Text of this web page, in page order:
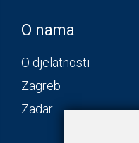
O nama
O djelatnosti
Zagreb
Zadar